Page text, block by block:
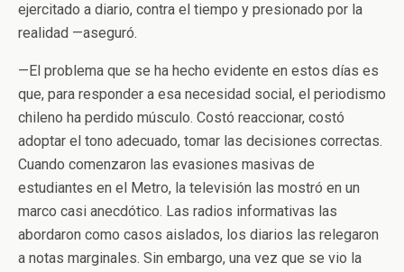
ejercitado a diario, contra el tiempo y presionado por la
realidad —aseguró.
—El problema que se ha hecho evidente en estos días es
que, para responder a esa necesidad social, el periodismo
chileno ha perdido músculo. Costó reaccionar, costó
adoptar el tono adecuado, tomar las decisiones correctas.
Cuando comenzaron las evasiones masivas de
estudiantes en el Metro, la televisión las mostró en un
marco casi anecdótico. Las radios informativas las
abordaron como casos aislados, los diarios las relegaron
a notas marginales. Sin embargo, una vez que se vio la